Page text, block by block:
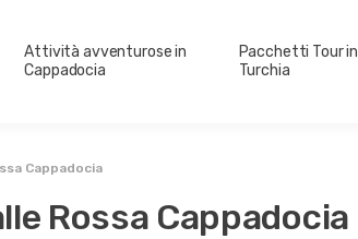
Attività avventurose in
Cappadocia
Pacchetti Tour in
Turchia
Cappadocia
Rossa Cappadocia